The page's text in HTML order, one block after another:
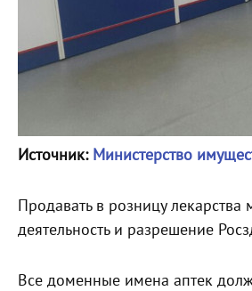
Источник: Министерство
Продавать в розницу
деятельность и разрешение
Все доменные имена аптек